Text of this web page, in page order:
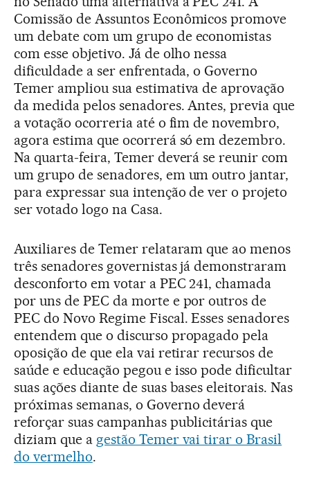
Comissão de Assuntos Econômicos promove
um debate com um grupo de economistas
com esse objetivo. Já de olho nessa
dificuldade a ser enfrentada, o Governo
Temer ampliou sua estimativa de aprovação
da medida pelos senadores. Antes, previa que
a votação ocorreria até o fim de novembro,
agora estima que ocorrerá só em dezembro.
Na quarta-feira, Temer deverá se reunir com
um grupo de senadores, em um outro jantar,
para expressar sua intenção de ver o projeto
ser votado logo na Casa.
Auxiliares de Temer relataram que ao menos
três senadores governistas já demonstraram
desconforto em votar a PEC 241, chamada
por uns de PEC da morte e por outros de
PEC do Novo Regime Fiscal. Esses senadores
entendem que o discurso propagado pela
oposição de que ela vai retirar recursos de
saúde e educação pegou e isso pode dificultar
suas ações diante de suas bases eleitorais. Nas
próximas semanas, o Governo deverá
reforçar suas campanhas publicitárias que
diziam que a gestão Temer vai tirar o Brasil
do vermelho.